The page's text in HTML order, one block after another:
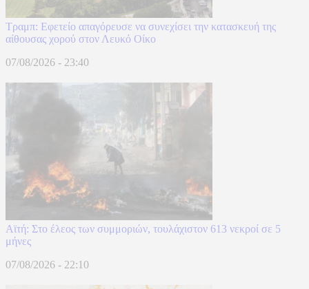
Τραμπ: Εφετείο απαγόρευσε να συνεχίσει την κατασκευή της
αίθουσας χορού στον Λευκό Οίκο
07/08/2026 - 23:40
Αϊτή: Στο έλεος των συμμοριών, τουλάχιστον 613 νεκροί σε 5
μήνες
07/08/2026 - 22:10